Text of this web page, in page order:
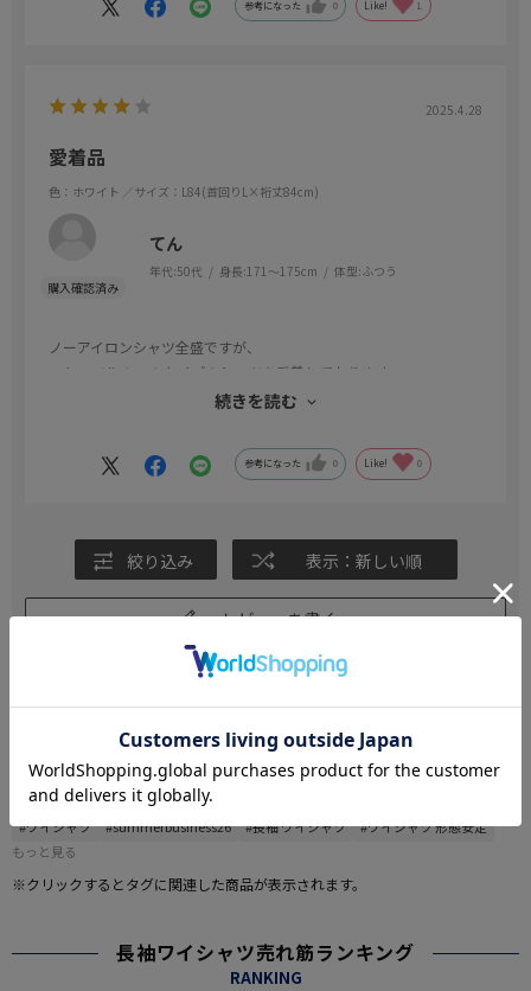
参考になった 0 Like! 1
2025.4.28
愛着品
色：ホワイト ／サイズ：L84(首回りL×裄丈84cm)
てん
年代:50代 身長:171～175cm 体型:ふつう
ノーアイロンシャツ全盛ですが、
ストーベルのこのタイプのシャツを愛着しております。
少しスリムで形もよく、お気に入りです。
続きを読む
参考になった 0 Like! 0
絞り込み 表示：新しい順
レビューを書く
#この商品に関するタグで探す
#2点で1000円引き、3点で3000円引き対象商品（メンズ)
#ワイシャツ
#summerbusiness26 #長袖 ワイシャツ
#ワイシャツ 形態安定
もっと見る
※クリックするとタグに関連した商品が表示されます。
長袖ワイシャツ売れ筋ランキング
RANKING